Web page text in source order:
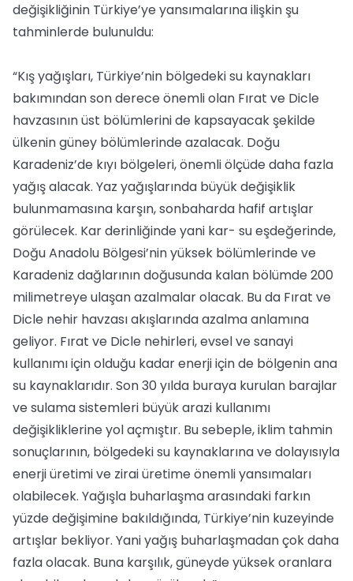
değişikliğinin Türkiye’ye yansımalarına ilişkin şu
tahminlerde bulunuldu:
“Kış yağışları, Türkiye’nin bölgedeki su kaynakları
bakımından son derece önemli olan Fırat ve Dicle
havzasının üst bölümlerini de kapsayacak şekilde
ülkenin güney bölümlerinde azalacak. Doğu
Karadeniz’de kıyı bölgeleri, önemli ölçüde daha fazla
yağış alacak. Yaz yağışlarında büyük değişiklik
bulunmamasına karşın, sonbaharda hafif artışlar
görülecek. Kar derinliğinde yani kar- su eşdeğerinde,
Doğu Anadolu Bölgesi’nin yüksek bölümlerinde ve
Karadeniz dağlarının doğusunda kalan bölümde 200
milimetreye ulaşan azalmalar olacak. Bu da Fırat ve
Dicle nehir havzası akışlarında azalma anlamına
geliyor. Fırat ve Dicle nehirleri, evsel ve sanayi
kullanımı için olduğu kadar enerji için de bölgenin ana
su kaynaklarıdır. Son 30 yılda buraya kurulan barajlar
ve sulama sistemleri büyük arazi kullanımı
değişikliklerine yol açmıştır. Bu sebeple, iklim tahmin
sonuçlarının, bölgedeki su kaynaklarına ve dolayısıyla
enerji üretimi ve zirai üretime önemli yansımaları
olabilecek. Yağışla buharlaşma arasındaki farkın
yüzde değişimine bakıldığında, Türkiye’nin kuzeyinde
artışlar bekliyor. Yani yağış buharlaşmadan çok daha
fazla olacak. Buna karşılık, güneyde yüksek oranlara